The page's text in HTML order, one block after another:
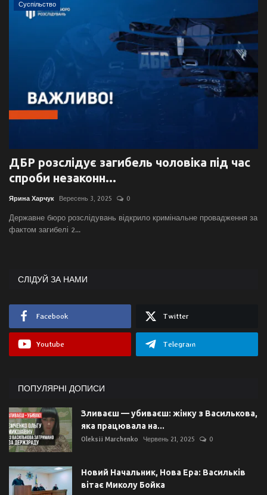
Суспільство
ДБР розслідує загибель чоловіка під час
спроби незаконн...
Ярина Харчук Вересень 3, 2025 0
Державне бюро розслідувань відкрило кримінальне провадження за
фактом загибелі 2...
СЛІДУЙ ЗА НАМИ
Facebook Twitter
Youtube Telegram
ПОПУЛЯРНІ ДОПИСИ
Зливаєш — убиваєш: жінку з Василькова,
яка працювала на...
Oleksii Marchenko Червень 21, 2025 0
Новий Начальник, Нова Ера: Васильків
вітає Миколу Бойка